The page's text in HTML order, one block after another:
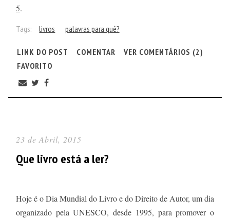
5.
Tags: livros palavras para quê?
LINK DO POST COMENTAR
VER COMENTÁRIOS (2)
FAVORITO
23 de Abril, 2015
Que livro está a ler?
Hoje é o Dia Mundial do Livro e do Direito de Autor, um dia
organizado pela UNESCO, desde 1995, para promover o